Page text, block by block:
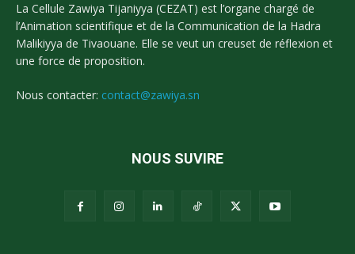
La Cellule Zawiya Tijaniyya (CEZAT) est l’organe chargé de
l’Animation scientifique et de la Communication de la Hadra
Malikiyya de Tivaouane. Elle se veut un creuset de réflexion et
une force de proposition.
Nous contacter: contact@zawiya.sn
NOUS SUVIRE